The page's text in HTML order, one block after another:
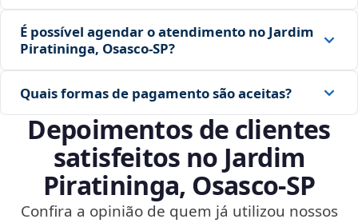
É possível agendar o atendimento no Jardim
Piratininga, Osasco‑SP?
Quais formas de pagamento são aceitas?
Depoimentos de clientes
satisfeitos no Jardim
Piratininga, Osasco‑SP
Confira a opinião de quem já utilizou nossos